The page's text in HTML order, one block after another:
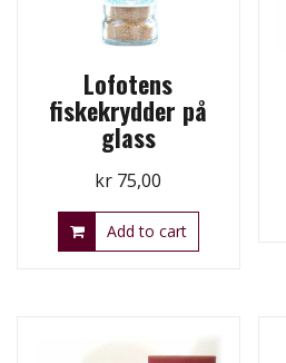
Lofotens
fiskekrydder på
glass
kr 75,00
Add to cart